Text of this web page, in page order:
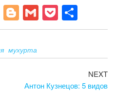
Li
n
k
e
Bl
o
g
g
G
m
P
o
et
h
e
мухурта
NEXT
Антон Кузнецов: 5 видов